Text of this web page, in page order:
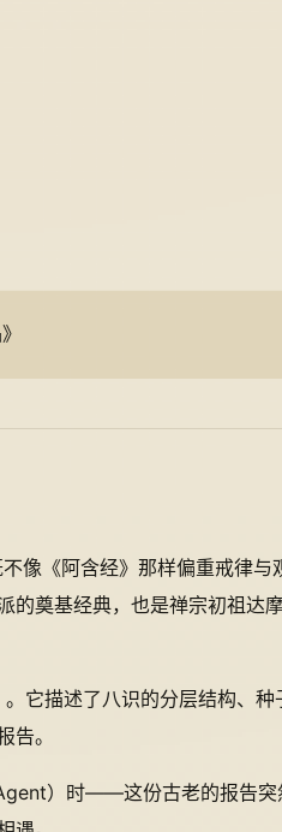
像《阿含经》那样偏重戒律
的奠基经典，也是禅宗初祖达
。它描述了八识的分层结构、
。
）时——这份古老的报告突